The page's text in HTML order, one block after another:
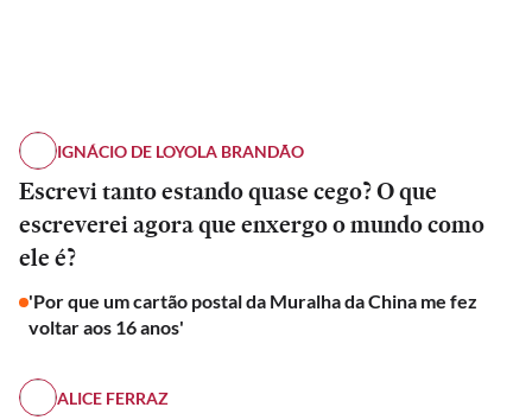
IGNÁCIO DE LOYOLA BRANDÃO
Escrevi tanto estando quase cego? O que
escreverei agora que enxergo o mundo como
ele é?
'Por que um cartão postal da Muralha da China me fez
voltar aos 16 anos'
ALICE FERRAZ